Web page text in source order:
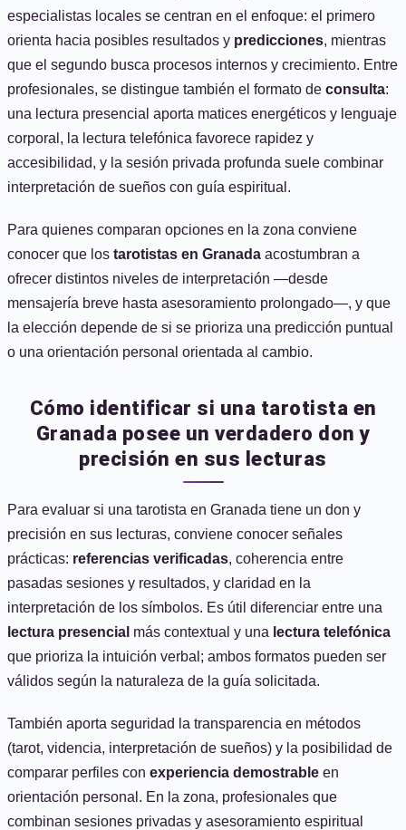
especialistas locales se centran en el enfoque: el primero
orienta hacia posibles resultados y predicciones, mientras
que el segundo busca procesos internos y crecimiento. Entre
profesionales, se distingue también el formato de consulta:
una lectura presencial aporta matices energéticos y lenguaje
corporal, la lectura telefónica favorece rapidez y
accesibilidad, y la sesión privada profunda suele combinar
interpretación de sueños con guía espiritual.
Para quienes comparan opciones en la zona conviene
conocer que los tarotistas en Granada acostumbran a
ofrecer distintos niveles de interpretación —desde
mensajería breve hasta asesoramiento prolongado—, y que
la elección depende de si se prioriza una predicción puntual
o una orientación personal orientada al cambio.
Cómo identificar si una tarotista en
Granada posee un verdadero don y
precisión en sus lecturas
Para evaluar si una tarotista en Granada tiene un don y
precisión en sus lecturas, conviene conocer señales
prácticas: referencias verificadas, coherencia entre
pasadas sesiones y resultados, y claridad en la
interpretación de los símbolos. Es útil diferenciar entre una
lectura presencial más contextual y una lectura telefónica
que prioriza la intuición verbal; ambos formatos pueden ser
válidos según la naturaleza de la guía solicitada.
También aporta seguridad la transparencia en métodos
(tarot, videncia, interpretación de sueños) y la posibilidad de
comparar perfiles con experiencia demostrable en
orientación personal. En la zona, profesionales que
combinan sesiones privadas y asesoramiento espiritual